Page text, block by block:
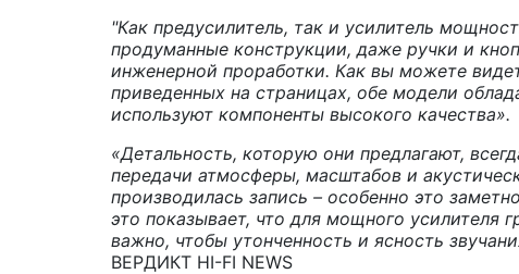
"Как предусилитель, так и усилитель
продуманные конструкции, даже ручки и
инженерной проработки. Как вы можете
приведенных на страницах, обе модели
используют компоненты высокого качества».
«Детальность, которую они предлагают,
передачи атмосферы, масштабов и
производилась запись – особенно это
это показывает, что для мощного усилителя
важно, чтобы утонченность и ясность
ВЕРДИКТ HI-FI NEWS